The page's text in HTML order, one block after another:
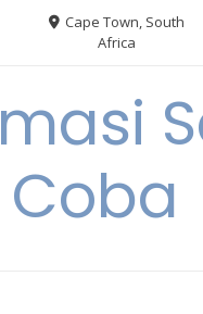
Cape Town, South
Africa
Coba